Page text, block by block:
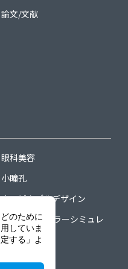
論文/文献
眼科美容
小瞳孔
ホスピタブルデザイン
COORDINAカラーシミュレ
ーター